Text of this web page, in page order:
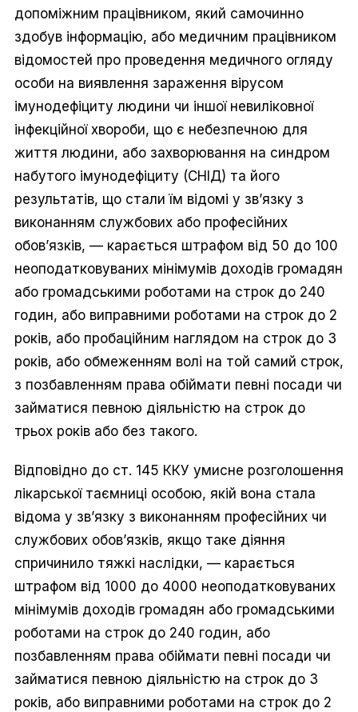
допоміжним працівником, який самочинно
здобув інформацію, або медичним працівником
відомостей про проведення медичного огляду
особи на виявлення зараження вірусом
імунодефіциту людини чи іншої невиліковної
інфекційної хвороби, що є небезпечною для
життя людини, або захворювання на синдром
набутого імунодефіциту (СНІД) та його
результатів, що стали їм відомі у зв’язку з
виконанням службових або професійних
обов’язків, — карається штрафом від 50 до 100
неоподатковуваних мінімумів доходів громадян
або громадськими роботами на строк до 240
годин, або виправними роботами на строк до 2
років, або пробаційним наглядом на строк до 3
років, або обмеженням волі на той самий строк,
з позбавленням права обіймати певні посади чи
займатися певною діяльністю на строк до
трьох років або без такого.
Відповідно до ст. 145 ККУ умисне розголошення
лікарської таємниці особою, якій вона стала
відома у зв’язку з виконанням професійних чи
службових обов’язків, якщо таке діяння
спричинило тяжкі наслідки, — карається
штрафом від 1000 до 4000 неоподатковуваних
мінімумів доходів громадян або громадськими
роботами на строк до 240 годин, або
позбавленням права обіймати певні посади чи
займатися певною діяльністю на строк до 3
років, або виправними роботами на строк до 2